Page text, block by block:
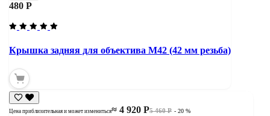
480 Р
Крышка задняя для объектива М42 (42 мм резьба)
5 460 Р
≈ 4 920 Р
Цена приблизительная и может измениться - 20 %